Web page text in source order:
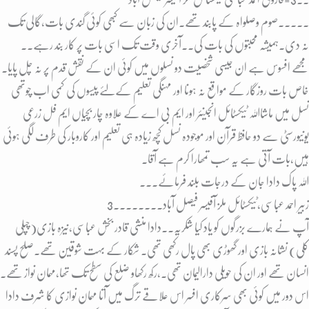
۔۔۔۔۔صوم وصلواہ کے پابند تھے۔ان کی زبان سے کبھی کوئی گندی بات،گالی تک
نہ دی۔ہمیشہ محبتوں کی بات کی۔۔آخری وقت تک اسی بات پر کار بند رہے۔۔
مجھے افسوس ہے ان جیسی شخصیت دو نسلوں میں کوئی ان کے نقش قدم پر نہ چل پایا۔
خاص بات روزگار کے مواقع نہ ہونا اور مہنگی تعلیم کےلئے پیسوں کی کمی اب چوتھی
نسل میں ماشااللہ ٹیکسٹائل انجینئر اور ایم بی اے کے علاوہ چار بچیاں ایم فل زرعی
یونیورسٹی سے دو حافظ قرآن اور موجودہ نسل کچھ زیادہ ہی تعلیم اور کاروبار کی طرف لگی ہوئی
ہیں،بات آتی ہے یہ سب تمھارا کرم ہے آقا۔
اللہ پاک دادا جان کے درجات بلند فرمائے۔۔
3زبیر احمد عباسی،ٹیکسٹائل ملز آفیسر فیصل آباد۔۔۔۔۔۔۔۔
آپ نے ہمارے بزرگوں کو یاد کیا شکریہ۔۔دادا مںشی قادر بخش عباسی،نیزہ بازی(چپلی
کلی) نشانہ بازی اور گھوڑی بھی پال رکھی تھی۔ شکار کے بہت شوقین تھے۔صلح پسند
انسان تھے اور ان کی حویلی دارالیمان تھی۔،رکھ رکھاو ضلع کی سطح تک تھا،مہمان نواز تھے۔
اس دور میں کوئی بھی سرکاری افسر اس علاقے ترگ میں آتا مہمان نوازی کا شرف دادا